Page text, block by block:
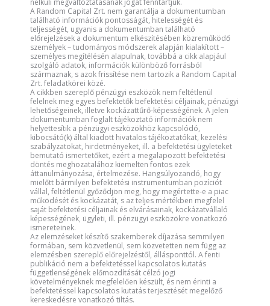
nélküli megváltoztatásának jogát fenntartjuk.
A Random Capital Zrt. nem garantálja a dokumentumban
található információk pontosságát, hitelességét és
teljességét, ugyanis a dokumentumban található
előrejelzések a dokumentum elkészítésében közreműködő
személyek – tudományos módszerek alapján kialakított –
személyes megítélésén alapulnak, továbbá a cikk alapjául
szolgáló adatok, információk különböző forrásból
származnak, s azok frissítése nem tartozik a Random Capital
Zrt. feladatkörei közé.
A cikkben szereplő pénzügyi eszközök nem feltétlenül
felelnek meg egyes befektetők befektetési céljainak, pénzügyi
lehetőségeinek, illetve kockázattűrő-képességének. A jelen
dokumentumban foglalt tájékoztató információk nem
helyettesítik a pénzügyi eszközökhöz kapcsolódó,
kibocsátó(k) által kiadott hivatalos tájékoztatókat, kezelési
szabályzatokat, hirdetményeket, ill. a befektetési ügyleteket
bemutató ismertetőket, ezért a megalapozott befektetési
döntés meghozatalához kiemelten fontos ezek
áttanulmányozása, értelmezése. Hangsúlyozandó, hogy
mielőtt bármilyen befektetési instrumentumban pozíciót
vállal, feltétlenül győződjön meg, hogy megértette-e a piac
működését és kockázatát, s az teljes mértékben megfelel
saját befektetési céljainak és elvárásainak, kockázatvállaló
képességének, ügyleti, ill. pénzügyi eszközökre vonatkozó
ismereteinek.
Az elemzéseket készítő szakemberek díjazása semmilyen
formában, sem közvetlenül, sem közvetetten nem függ az
elemzésben szereplő előrejelzéstől, állásponttól. A fenti
publikáció nem a befektetéssel kapcsolatos kutatás
függetlenségének előmozdítását célzó jogi
követelményeknek megfelelően készült, és nem érinti a
befektetéssel kapcsolatos kutatás terjesztését megelőző
kereskedésre vonatkozó tiltás.